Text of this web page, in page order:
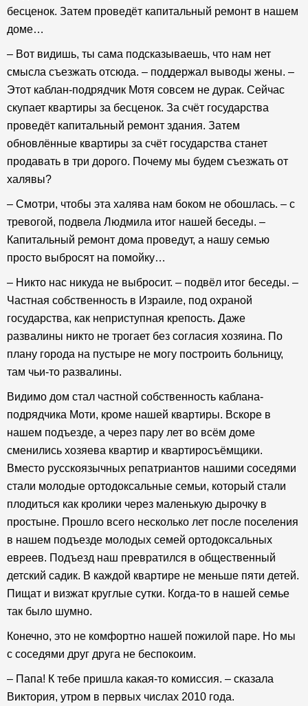
бесценок. Затем проведёт капитальный ремонт в нашем
доме…
– Вот видишь, ты сама подсказываешь, что нам нет
смысла съезжать отсюда. – поддержал выводы жены. –
Этот каблан-подрядчик Мотя совсем не дурак. Сейчас
скупает квартиры за бесценок. За счёт государства
проведёт капитальный ремонт здания. Затем
обновлённые квартиры за счёт государства станет
продавать в три дорого. Почему мы будем съезжать от
халявы?
– Смотри, чтобы эта халява нам боком не обошлась. – с
тревогой, подвела Людмила итог нашей беседы. –
Капитальный ремонт дома проведут, а нашу семью
просто выбросят на помойку…
– Никто нас никуда не выбросит. – подвёл итог беседы. –
Частная собственность в Израиле, под охраной
государства, как неприступная крепость. Даже
развалины никто не трогает без согласия хозяина. По
плану города на пустыре не могу построить больницу,
там чьи-то развалины.
Видимо дом стал частной собственность каблана-
подрядчика Моти, кроме нашей квартиры. Вскоре в
нашем подъезде, а через пару лет во всём доме
сменились хозяева квартир и квартиросъёмщики.
Вместо русскоязычных репатриантов нашими соседями
стали молодые ортодоксальные семьи, который стали
плодиться как кролики через маленькую дырочку в
простыне. Прошло всего несколько лет после поселения
в нашем подъезде молодых семей ортодоксальных
евреев. Подъезд наш превратился в общественный
детский садик. В каждой квартире не меньше пяти детей.
Пищат и визжат круглые сутки. Когда-то в нашей семье
так было шумно.
Конечно, это не комфортно нашей пожилой паре. Но мы
с соседями друг друга не беспокоим.
– Папа! К тебе пришла какая-то комиссия. – сказала
Виктория, утром в первых числах 2010 года.